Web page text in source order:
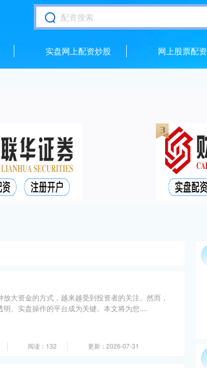
实盘网上配资炒股 网上股票配资
大资金的方式，越来越受到投资者的关注。然而，
、实盘操作的平台成为关键。本文将为您....
阅读：132 更新：2026-07-31